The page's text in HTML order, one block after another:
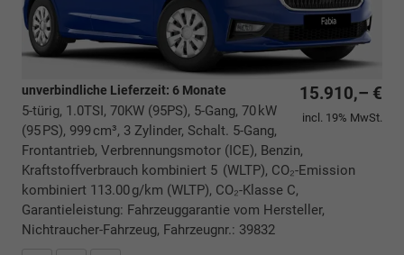
15.910,– €
incl. 19% MwSt.
unverbindliche Lieferzeit: 6 Monate
5-türig, 1.0TSI, 70KW (95PS), 5-Gang, 70 kW
(95 PS), 999 cm³, 3 Zylinder, Schalt. 5-Gang,
Frontantrieb, Verbrennungsmotor (ICE), Benzin,
Kraftstoffverbrauch kombiniert 5 (WLTP), CO₂-Emission
kombiniert 113.00 g/km (WLTP), CO₂-Klasse C,
Garantieleistung: Fahrzeuggarantie vom Hersteller,
Nichtraucher-Fahrzeug, Fahrzeugnr.: 39832